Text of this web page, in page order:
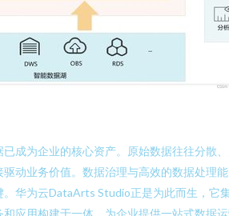
成为企业的核心资产。原始数据往往分散
动业务价值。数据治理与高效的数据处理能
华为云DataArts Studio正是为此而生，它
应用构建于一体，为企业提供一站式数据